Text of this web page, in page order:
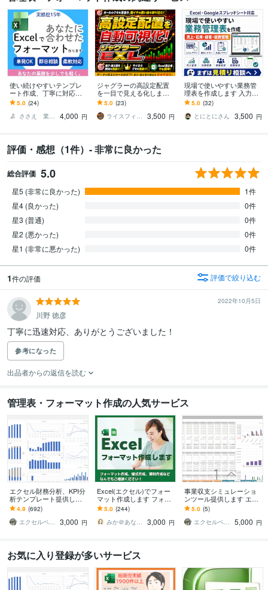
使い続けやすいテンプレ
ート作成、丁寧に対応し
ます 色々な表対応！見積
書、日報、管理表、シフ
ト表、チェックシート
5.0 (24)
ささえ 業務改善／効率化サポート
4,000 円
ジャグラーの高設定配置
を一目で見える化します
並び・据え置き・強い場
所を可視化し、狙い台選
びをサポート！
5.0 (23)
ライスフィールドEX
3,500 円
現場で使いやすい業務管
理表を作成します 入力し
やすく、集計しやすく、
見返しやすい管理表を作
成します
5.0 (32)
とにとにさん
3,500 円
評価・感想（1件）- 非常に良かった
総合評価 5.0
星5 (非常に良かった)
1件
星4 (良かった)
0件
星3 (普通)
0件
星2 (悪かった)
0件
星1 (非常に悪かった)
0件
1件の評価 評価で絞り込む
2022年10月5日
川野 徳彦
丁寧に迅速対応、ありがとうございました！
参考になった
出品者からの返信を読む
管理表・フォーマット作成の人気サービス
エクセル財務分析、KPI分
析テンプレート提供しま
す 財務・会計データをエ
クセルツールで簡単に可
視化・分析
4.9 (692)
エクセルベース
3,000 円
Excel(エクセル)でフォー
マット作成します フォー
マット作成、様式作成、
資料作成などお任せくだ
さい！
5.0 (244)
みか＠あなたに寄り添うサポーター
3,000 円
事業収支シミュレーショ
ンツール提供します エク
セルテンプレートで資金
繰り/ＰＬ/ＢＳを一括集
計・可視化
5.0 (5)
エクセルベース
5,000 円
お気に入り登録が多いサービス